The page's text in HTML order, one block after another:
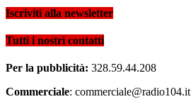
Iscriviti alla newsletter
Tutti i nostri contatti
Per la pubblicità: 328.59.44.208
Commerciale: commerciale@radio104.it